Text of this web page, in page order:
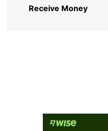
Receive Money